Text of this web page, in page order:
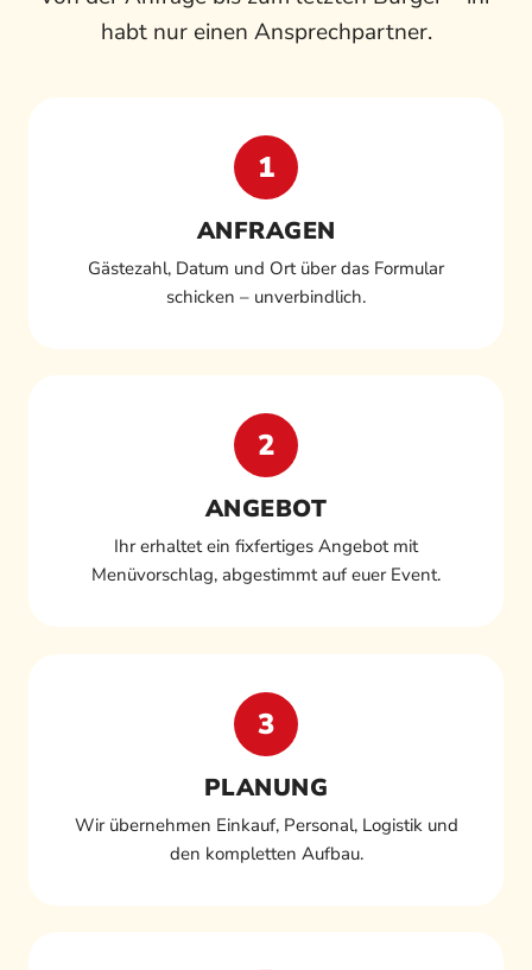
habt nur einen Ansprechpartner.
1
ANFRAGEN
Gästezahl, Datum und Ort über das Formular
schicken – unverbindlich.
2
ANGEBOT
Ihr erhaltet ein fixfertiges Angebot mit
Menüvorschlag, abgestimmt auf euer Event.
3
PLANUNG
Wir übernehmen Einkauf, Personal, Logistik und
den kompletten Aufbau.